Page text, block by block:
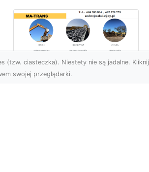
(tzw. ciasteczka). Niestety nie są jadalne. Kliknij
swojej przeglądarki.